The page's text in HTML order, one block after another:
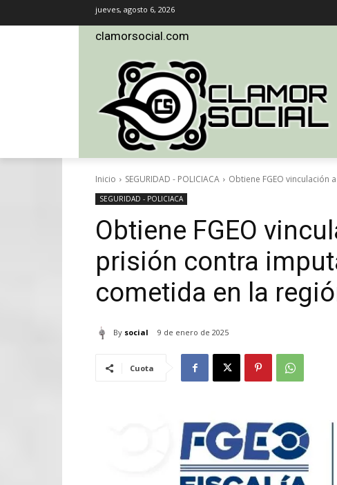
jueves, agosto 6, 2026
clamorsocial.com
Inicio SEGURIDAD - POLICIACA Obtiene FGEO
SEGURIDAD - POLICIACA
Obtiene FGEO
prisión contra
cometida en la
By social 9 de enero de 2025
Cuota